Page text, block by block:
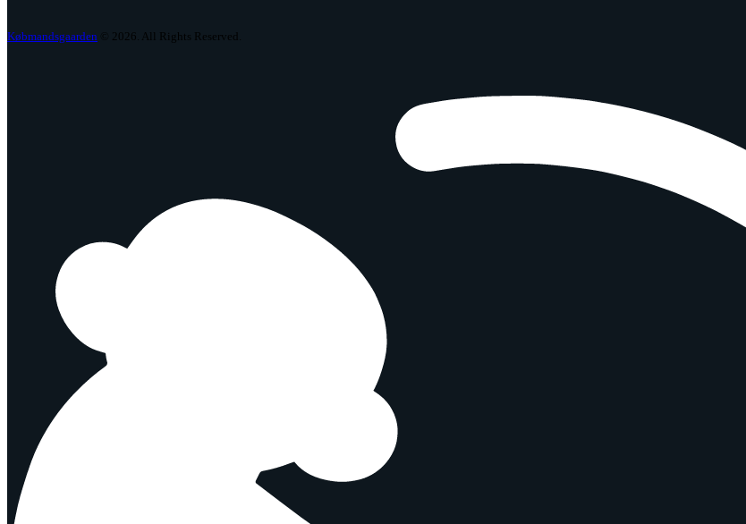
Købmandsgaarden © 2026. All Rights Reserved.